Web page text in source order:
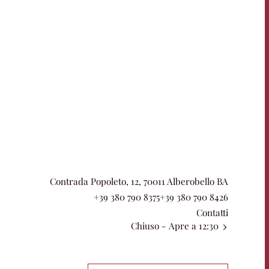
Contrada Popoleto, 12, 70011 Alberobello BA
+39 380 790 8375+39 380 790 8426
Contatti
Chiuso- Apre a 12:30